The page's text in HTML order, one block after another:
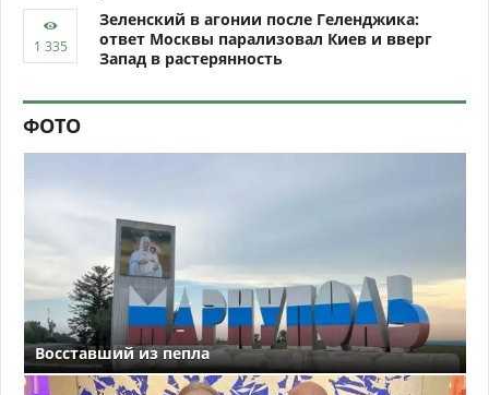
Зеленский в агонии после Геленджика:
ответ Москвы парализовал Киев и вверг
Запад в растерянность
ФОТО
Восставший из пепла